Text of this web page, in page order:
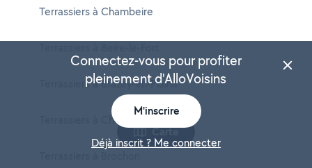
Terrassiers à Chambeire
Terrassiers à Brazey-en-Plaine
Terrassiers à Chamesson
Carte
Connectez-vous pour profiter
pleinement d'AlloVoisins
M'inscrire
Déjà inscrit ? Me connecter